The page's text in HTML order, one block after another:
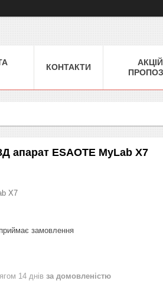
КОНТАКТИ
апарат ESAOTE MyLab X7
X7
замовлення
14 днів за домовленістю